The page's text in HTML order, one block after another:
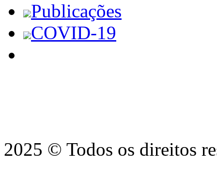
Publicações
COVID-19
2025 © Todos os direitos